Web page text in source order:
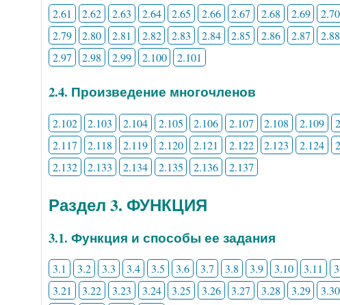
2.61 2.62 2.63 2.64 2.65 2.66 2.67 2.68 2.69 2.70
2.79
2.80 2.81 2.82 2.83 2.84 2.85 2.86 2.87 2.88
2.97
2.98 2.99 2.100 2.101
2.4. Произведение многочленов
2.102 2.103 2.104 2.105 2.106 2.107 2.108 2.109
2.117
2.118 2.119 2.120 2.121 2.122 2.123 2.124
2.132
2.133 2.134 2.135 2.136 2.137
Раздел 3. ФУНКЦИЯ
3.1. Функция и способы ее задания
3.1 3.2 3.3 3.4 3.5 3.6 3.7 3.8 3.9 3.10 3.11
3.21
3.22 3.23 3.24 3.25 3.26 3.27 3.28 3.29 3.30